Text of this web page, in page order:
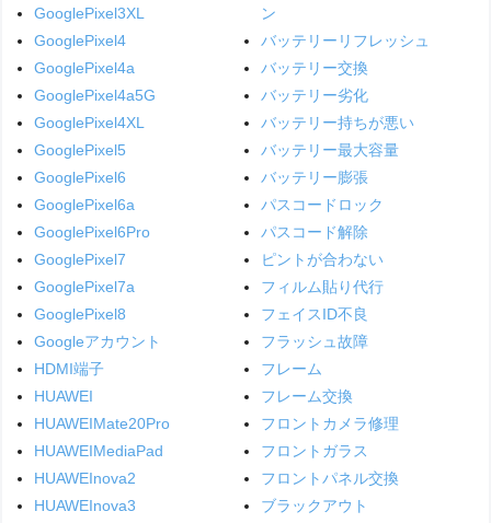
GooglePixel3XL
GooglePixel4
GooglePixel4a
GooglePixel4a5G
GooglePixel4XL
GooglePixel5
GooglePixel6
GooglePixel6a
GooglePixel6Pro
GooglePixel7
GooglePixel7a
GooglePixel8
Googleアカウント
HDMI端子
HUAWEI
HUAWEIMate20Pro
HUAWEIMediaPad
HUAWEInova2
HUAWEInova3
ン
バッテリーリフレッシュ
バッテリー交換
バッテリー劣化
バッテリー持ちが悪い
バッテリー最大容量
バッテリー膨張
パスコードロック
パスコード解除
ピントが合わない
フィルム貼り代行
フェイスID不良
フラッシュ故障
フレーム
フレーム交換
フロントカメラ修理
フロントガラス
フロントパネル交換
ブラックアウト